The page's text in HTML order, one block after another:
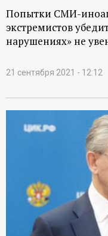
и
о
н
н
Попытки СМИ-
экстремистов
нарушениях» не
21 сентября 2021 - 12:12